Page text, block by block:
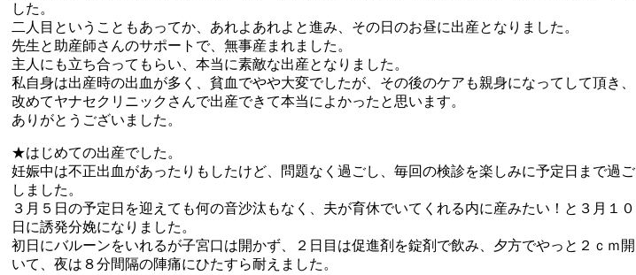
した。
二人目ということもあってか、あれよあれよと進み、その日のお昼に出産となりました。
先生と助産師さんのサポートで、無事産まれました。
主人にも立ち合ってもらい、本当に素敵な出産となりました。
私自身は出産時の出血が多く、貧血でやや大変でしたが、その後のケアも親身になってして頂き、
改めてヤナセクリニックさんで出産できて本当によかったと思います。
ありがとうございました。
★はじめての出産でした。
妊娠中は不正出血があったりもしたけど、問題なく過ごし、毎回の検診を楽しみに予定日まで過ご
しました。
３月５日の予定日を迎えても何の音沙汰もなく、夫が育休でいてくれる内に産みたい！と３月１０
日に誘発分娩になりました。
初日にバルーンをいれるが子宮口は開かず、２日目は促進剤を錠剤で飲み、夕方でやっと２ｃｍ開
いて、夜は８分間隔の陣痛にひたすら耐えました。